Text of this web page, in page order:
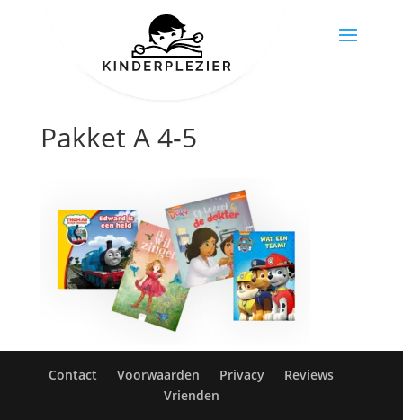
Pakket A 4-5
Contact Voorwaarden Privacy
Reviews
Vrienden